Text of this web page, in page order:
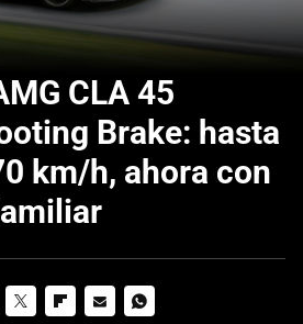
CLA 45
Brake: hasta
km/h, ahora con